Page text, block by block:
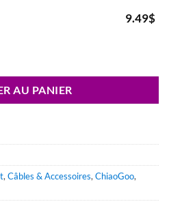
9.49$
AU PANIER
, Câbles & Accessoires, ChiaoGoo,